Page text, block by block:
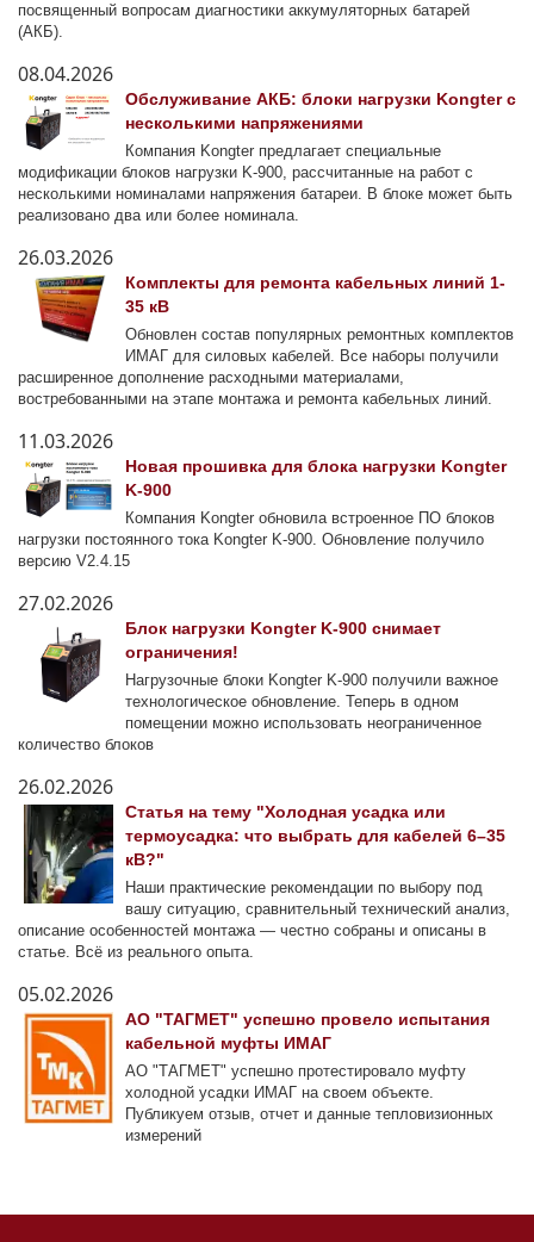
посвященный вопросам диагностики аккумуляторных батарей
(АКБ).
08.04.2026
Обслуживание АКБ: блоки нагрузки Kongter с
несколькими напряжениями
Компания Kongter предлагает специальные
модификации блоков нагрузки K-900, рассчитанные на работ с
несколькими номиналами напряжения батареи. В блоке может быть
реализовано два или более номинала.
26.03.2026
Комплекты для ремонта кабельных линий 1-
35 кВ
Обновлен состав популярных ремонтных комплектов
ИМАГ для силовых кабелей. Все наборы получили
расширенное дополнение расходными материалами,
востребованными на этапе монтажа и ремонта кабельных линий.
11.03.2026
Новая прошивка для блока нагрузки Kongter
K-900
Компания Kongter обновила встроенное ПО блоков
нагрузки постоянного тока Kongter K-900. Обновление получило
версию V2.4.15
27.02.2026
Блок нагрузки Kongter K-900 снимает
ограничения!
Нагрузочные блоки Kongter K-900 получили важное
технологическое обновление. Теперь в одном
помещении можно использовать неограниченное
количество блоков
26.02.2026
Статья на тему "Холодная усадка или
термоусадка: что выбрать для кабелей 6–35
кВ?"
Наши практические рекомендации по выбору под
вашу ситуацию, сравнительный технический анализ,
описание особенностей монтажа — честно собраны и описаны в
статье. Всё из реального опыта.
05.02.2026
АО "ТАГМЕТ" успешно провело испытания
кабельной муфты ИМАГ
АО "ТАГМЕТ" успешно протестировало муфту
холодной усадки ИМАГ на своем объекте.
Публикуем отзыв, отчет и данные тепловизионных
измерений